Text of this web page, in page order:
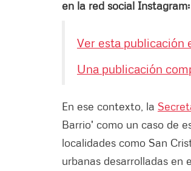
en la red social Instagram:
Ver esta publicación
Una publicación
En ese contexto, la
Barrio' como un caso de
localidades como San
urbanas desarrolladas en